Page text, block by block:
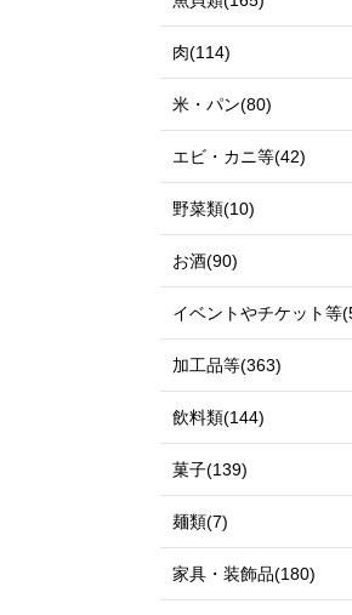
肉(114)
米・パン(80)
エビ・カニ等(42)
野菜類(10)
お酒(90)
イベントやチケット等
加工品等(363)
飲料類(144)
菓子(139)
麺類(7)
家具・装飾品(180)